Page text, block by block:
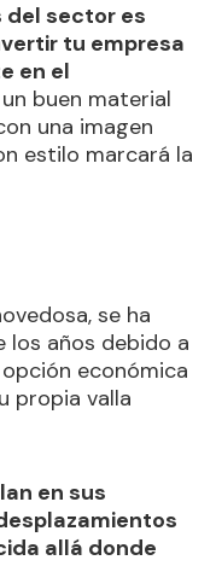
del sector es
tu empresa
en el
buen material
una imagen
estilo marcará la
se ha
los años debido a
económica
propia valla
en sus
allá donde